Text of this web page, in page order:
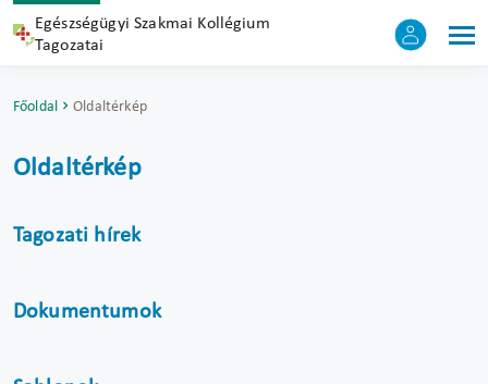
Egészségügyi Szakmai Kollégium
Tagozatai
Főoldal Oldaltérkép
Oldaltérkép
Tagozati hírek
Dokumentumok